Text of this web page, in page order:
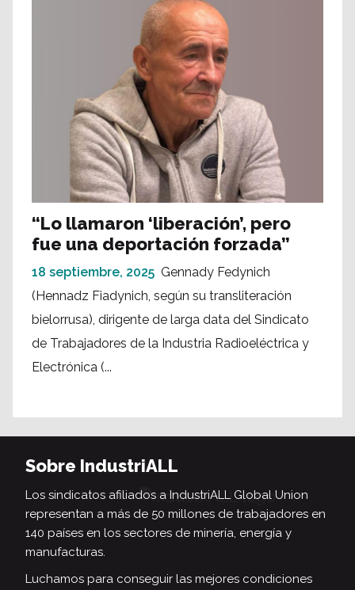
“Lo llamaron ‘liberación’, pero
fue una deportación forzada”
18 septiembre, 2025 Gennady Fedynich
(Hennadz Fiadynich, según su transliteración
bielorrusa), dirigente de larga data del Sindicato
de Trabajadores de la Industria Radioeléctrica y
Electrónica (...
Sobre IndustriALL
Los sindicatos afiliados a IndustriALL Global Union
representan a más de 50 millones de trabajadores en
140 países en los sectores de minería, energía y
manufacturas.
Luchamos para conseguir las mejores condiciones